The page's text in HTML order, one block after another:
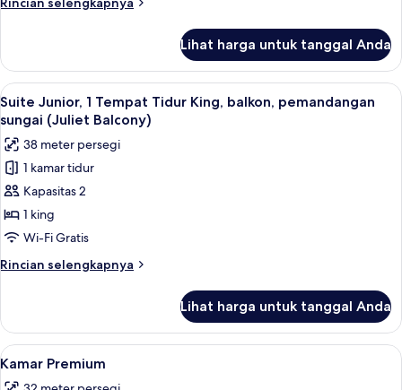
Tidur
Kamar
Klasik,
2
Tempat
Tidur
Queen
Lihat harga untuk tanggal Anda
Lihat
semua
foto
untuk
Suite
Junior,
1
Tempat
Tidur
King,
pemandangan
sungai
(Juliet
Balcony)
Suite Junior, 1 Tempat Tidur King,
5
Suite Junior, 1 Tempat Tidur King, balkon, pemandangan
sungai (Juliet Balcony)
38 meter persegi
1 kamar tidur
Kapasitas 2
1 king
Wi-Fi Gratis
Rincian selengkapnya
Rincian
Suite
Junior,
1
Lihat harga untuk tanggal Anda
Lihat
semua
1 kamar tidur, seprai katun Mesir,
3
Kamar Premium